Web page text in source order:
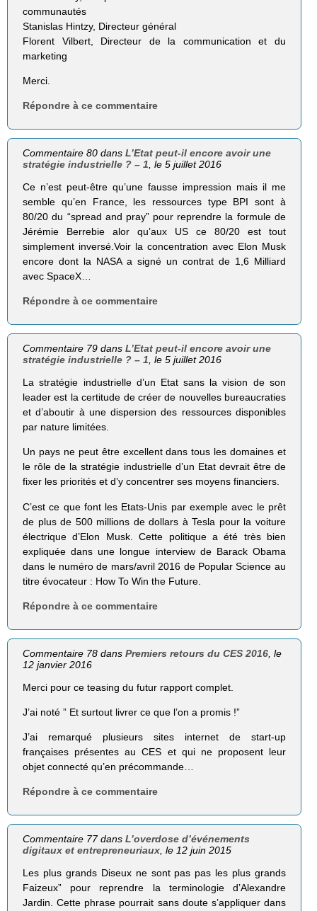
communautés
Stanislas Hintzy, Directeur général
Florent Vilbert, Directeur de la communication et du
marketing
Merci.
Répondre à ce commentaire
Commentaire 80 dansL’Etat peut-il encore avoir une
stratégie industrielle ? – 1 , le 5 juillet 2016
Ce n’est peut-être qu’une fausse impression mais il me
semble qu’en France, les ressources type BPI sont à
80/20 du “spread and pray” pour reprendre la formule de
Jérémie Berrebie alor qu’aux US ce 80/20 est tout
simplement inversé.Voir la concentration avec Elon Musk
encore dont la NASA a signé un contrat de 1,6 Milliard
avec SpaceX…
Répondre à ce commentaire
Commentaire 79 dansL’Etat peut-il encore avoir une
stratégie industrielle ? – 1, le 5 juillet 2016
La stratégie industrielle d’un Etat sans la vision de son
leader est la certitude de créer de nouvelles bureaucraties
et d’aboutir à une dispersion des ressources disponibles
par nature limitées.
Un pays ne peut être excellent dans tous les domaines et
le rôle de la stratégie industrielle d’un Etat devrait être de
fixer les priorités et d’y concentrer ses moyens financiers.
C’est ce que font les Etats-Unis par exemple avec le prêt
de plus de 500 millions de dollars à Tesla pour la voiture
électrique d’Elon Musk. Cette politique a été très bien
expliquée dans une longue interview de Barack Obama
dans le numéro de mars/avril 2016 de Popular Science au
titre évocateur : How To Win the Future.
Répondre à ce commentaire
Commentaire 78 dansPremiers retours du CES 2016 , le
12 janvier 2016
Merci pour ce teasing du futur rapport complet.
J’ai noté ” Et surtout livrer ce que l’on a promis !”
J’ai remarqué plusieurs sites internet de start-up
françaises présentes au CES et qui ne proposent leur
objet connecté qu’en précommande…
Répondre à ce commentaire
Commentaire 77 dansL’overdose d’événements
digitaux et entrepreneuriaux , le 12 juin 2015
Les plus grands Diseux ne sont pas pas les plus grands
Faizeux” pour reprendre la terminologie d’Alexandre
Jardin. Cette phrase pourrait sans doute s’appliquer dans